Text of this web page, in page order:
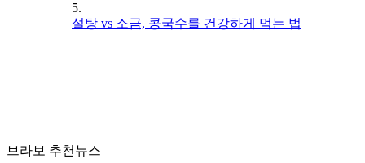
5.
설탕 vs 소금, 콩국수를 건강하게 먹는 법
브라보 추천뉴스